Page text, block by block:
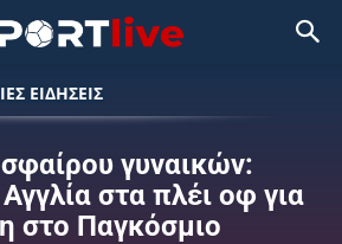
ΕΙΔΗΣΕΙΣ
γυναικών:
στα πλέι οφ για
στο Παγκόσμιο